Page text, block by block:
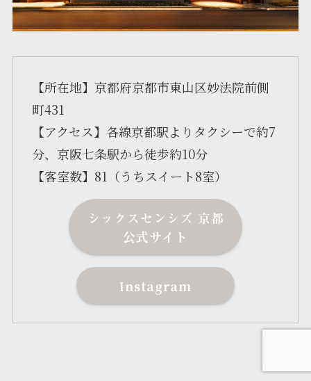
【所在地】京都府京都市東山区妙法院前側
町431
【アクセス】各線京都駅よりタクシーで約7
分、京阪七条駅から徒歩約10分
【客室数】81（うちスイート8室）
シックスセンシズ 京都
公式サイト
Instagram